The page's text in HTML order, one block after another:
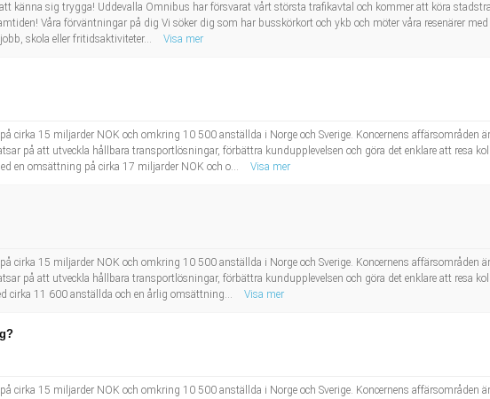
känna sig trygga! Uddevalla Omnibus har försvarat vårt största trafikavtal och kommer att köra
Våra förväntningar på dig Vi söker dig som har busskörkort och ykb och möter våra resenärer
skola eller fritidsaktiviteter...
Visa mer
cirka 15 miljarder NOK och omkring 10 500 anställda i Norge och Sverige. Koncernens affärsområden är
på att utveckla hållbara transportlösningar, förbättra kundupplevelsen och göra det enklare att resa
en omsättning på cirka 17 miljarder NOK och o...
Visa mer
cirka 15 miljarder NOK och omkring 10 500 anställda i Norge och Sverige. Koncernens affärsområden är
på att utveckla hållbara transportlösningar, förbättra kundupplevelsen och göra det enklare att resa
cirka 11 600 anställda och en årlig omsättning...
Visa mer
cirka 15 miljarder NOK och omkring 10 500 anställda i Norge och Sverige. Koncernens affärsområden är